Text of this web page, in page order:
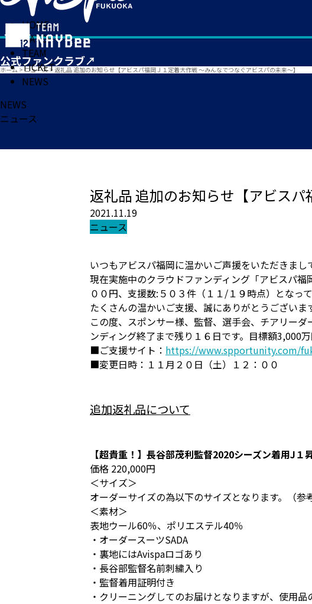
HOME
MATCH
TEAM
TICKET
NEWS
ホーム > ニュース> 返礼品 追加のお知らせ【アビスパ福岡Ｊ１定着大作戦 ～みんなでつなぐアビスパの未来～】
NEWS
ニュース
返礼品 追加のお知らせ【アビスパ
2021.11.19
ニュース
いつもアビスパ福岡に温かいご声援をいただきまし
現在実施中のクラウドファンディング「アビスパ
００円、支援数:５０３件（１１/１９時点）となって
たくさんの温かいご支援、誠にありがとうございま
この度、スポンサー様、監督、選手会、チアリー
ンディング終了まで残り１６日です。目標額3,000
■ご支援サイト： https://www.spportunity.com/
■変更日時：１１月２０日（土）１２：００
追加返礼品について
【超貴重！】長谷部茂利監督2020シーズン着用J１
価格 220,000円
＜サイズ＞
オーダーサイズの為以下のサイズとなります。（
＜素材＞
表地ウール60％、ポリエステル40％
・オーダースーツSADA
・裏地にはAvispaロゴあり
・長谷部監督名前刺繍入り
・監督着用証明付き
・クリーニングしてのお届けとなりますが、使用